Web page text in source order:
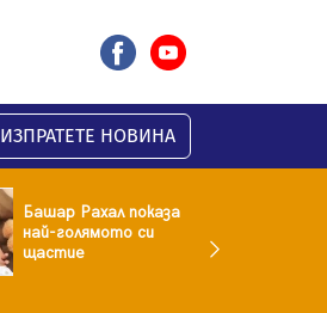
ИЗПРАТЕТЕ НОВИНА
Башар Рахал показа
най-голямото си
щастие